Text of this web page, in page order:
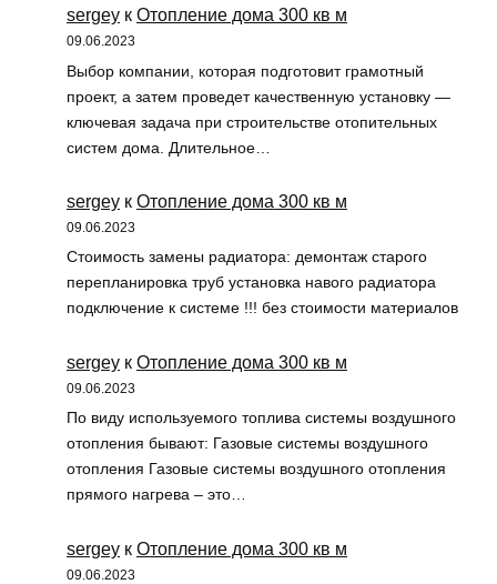
sergey к Отопление дома 300 кв м
09.06.2023
Выбор компании, которая подготовит грамотный
проект, а затем проведет качественную установку —
ключевая задача при строительстве отопительных
систем дома. Длительное…
sergey к Отопление дома 300 кв м
09.06.2023
Стоимость замены радиатора: демонтаж старого
перепланировка труб установка навого радиатора
подключение к системе !!! без стоимости материалов
sergey к Отопление дома 300 кв м
09.06.2023
По виду используемого топлива системы воздушного
отопления бывают: Газовые системы воздушного
отопления Газовые системы воздушного отопления
прямого нагрева – это…
sergey к Отопление дома 300 кв м
09.06.2023